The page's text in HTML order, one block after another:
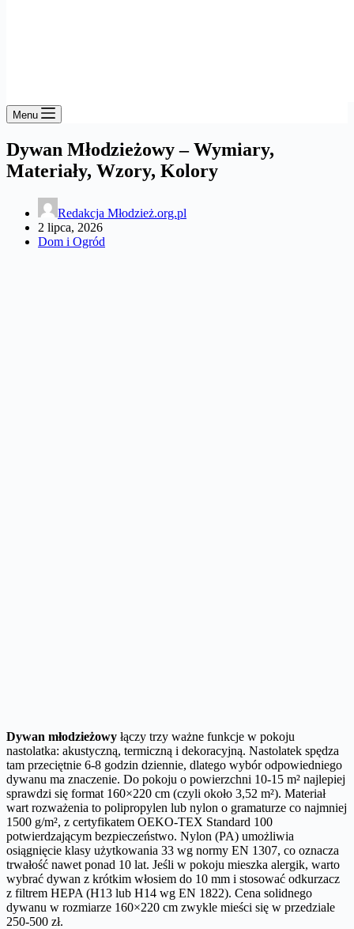
Menu
Dywan Młodzieżowy – Wymiary,
Materiały, Wzory, Kolory
Redakcja Młodzież.org.pl
2 lipca, 2026
Dom i Ogród
Dywan młodzieżowy łączy trzy ważne funkcje w pokoju
nastolatka: akustyczną, termiczną i dekoracyjną. Nastolatek spędza
tam przeciętnie 6-8 godzin dziennie, dlatego wybór odpowiedniego
dywanu ma znaczenie. Do pokoju o powierzchni 10-15 m² najlepiej
sprawdzi się format 160×220 cm (czyli około 3,52 m²). Materiał
wart rozważenia to polipropylen lub nylon o gramaturze co najmniej
1500 g/m², z certyfikatem OEKO-TEX Standard 100
potwierdzającym bezpieczeństwo. Nylon (PA) umożliwia
osiągnięcie klasy użytkowania 33 wg normy EN 1307, co oznacza
trwałość nawet ponad 10 lat. Jeśli w pokoju mieszka alergik, warto
wybrać dywan z krótkim włosiem do 10 mm i stosować odkurzacz
z filtrem HEPA (H13 lub H14 wg EN 1822). Cena solidnego
dywanu w rozmiarze 160×220 cm zwykle mieści się w przedziale
250-500 zł.